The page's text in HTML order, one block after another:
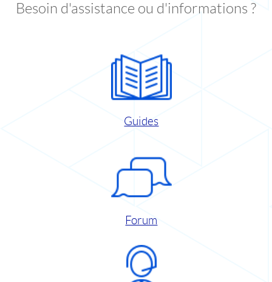
Besoin d'assistance ou d'informations ?
Guides
Forum